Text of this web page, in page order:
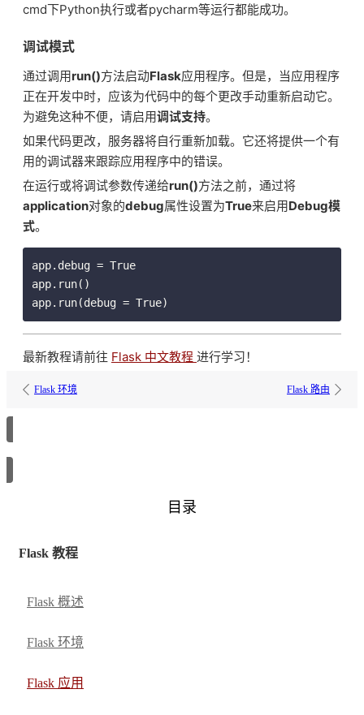
cmd下Python执行或者pycharm等运行都能成功。
调试模式
通过调用run()方法启动Flask应用程序。但是，当应用程序
正在开发中时，应该为代码中的每个更改手动重新启动它。
为避免这种不便，请启用调试支持。
如果代码更改，服务器将自行重新加载。它还将提供一个有
用的调试器来跟踪应用程序中的错误。
在运行或将调试参数传递给run()方法之前，通过将
application对象的debug属性设置为True来启用Debug模
式。
app.debug = True
app.run()
最新教程请前往 Flask 中文教程 进行学习！
Flask 环境 Flask 路由
目录
Flask 教程
Flask 概述
Flask 环境
Flask 应用